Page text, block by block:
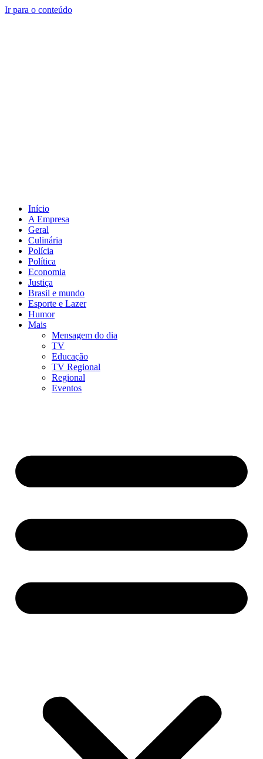
Ir para o conteúdo
Início
A Empresa
Geral
Culinária
Polícia
Política
Economia
Justiça
Brasil e mundo
Esporte e Lazer
Humor
Mais
Mensagem do dia
TV
Educação
TV Regional
Regional
Eventos